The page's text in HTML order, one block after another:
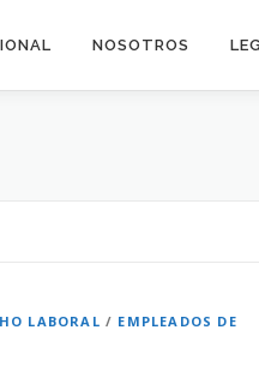
NOSOTROS
LABORAL / EMPLEADOS DE